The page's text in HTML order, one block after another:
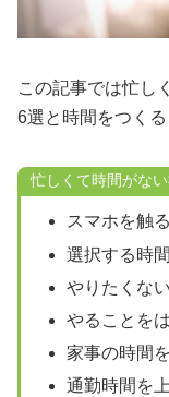
この記事では忙し
6選と時間をつく
忙しくて時間がな
スマホを触
選択する時
やりたくな
やることを
家事の時間
通勤時間を